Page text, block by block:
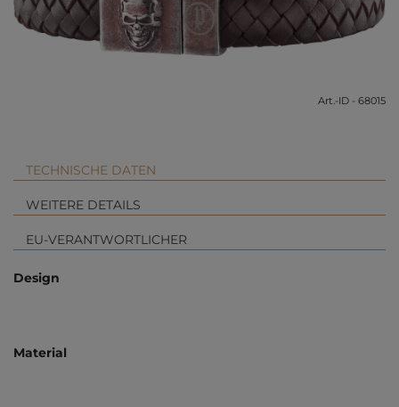
Art.-ID - 68015
TECHNISCHE DATEN
WEITERE DETAILS
EU-VERANTWORTLICHER
Design
Material